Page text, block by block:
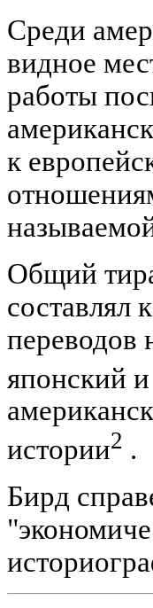
Среди
видное
работы
к
Общий
составлял
переводов
японский
истории2 .
Бирд